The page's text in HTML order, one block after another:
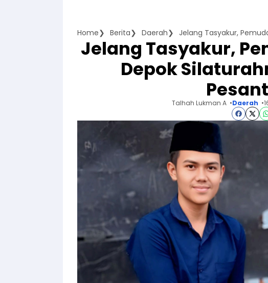
Home Berita Daerah
Jelang Tasyakur,
Depok
Talhah Lukman A Daerah